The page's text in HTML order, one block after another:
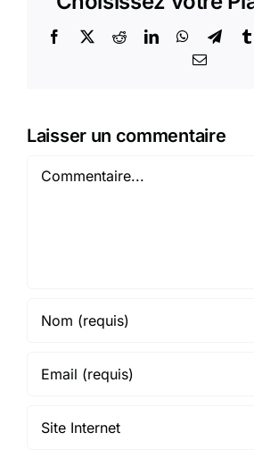
Facebook
X RedditLinkedInWhatsApp
Email
Laisser un commentaire
Commentaire